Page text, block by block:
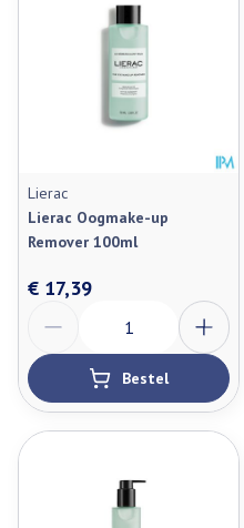
Lierac
Lierac Oogmake-up
Remover 100ml
€ 17,39
Bestel